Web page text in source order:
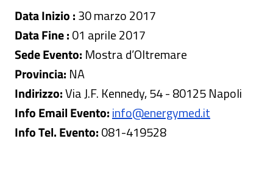
Data Inizio :30 marzo 2017
Data Fine :01 aprile 2017
Sede Evento: Mostra d’Oltremare
Provincia: NA
Indirizzo:Via J.F. Kennedy, 54 - 80125 Napoli
Info Email Evento:info@energymed.it
Info Tel. Evento:081-419528